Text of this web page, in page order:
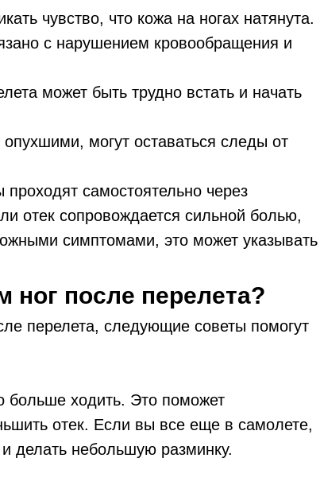
чувство, что кожа на ногах натянута.
с нарушением кровообращения и
может быть трудно встать и начать
могут оставаться следы от
самостоятельно через
отек сопровождается сильной болью,
симптомами, это может указывать
ног после перелета?
перелета, следующие советы помогут
больше ходить. Это поможет
отек. Если вы все еще в самолете,
делать небольшую разминку.